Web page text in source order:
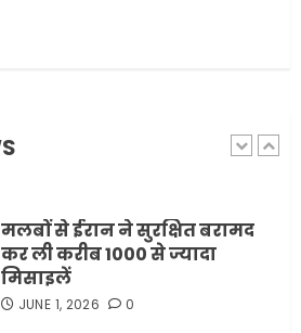
मलबों से ईरान ने सुरक्षित बरामद
कर ली करीब 1000 से ज्यादा
मिसाइलें
JUNE 1, 2026 0